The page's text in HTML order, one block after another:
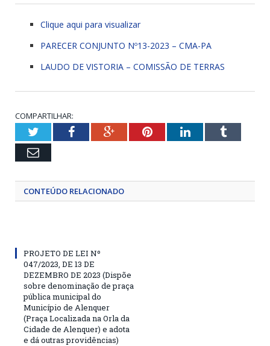
Clique aqui para visualizar
PARECER CONJUNTO Nº13-2023 – CMA-PA
LAUDO DE VISTORIA – COMISSÃO DE TERRAS
COMPARTILHAR:
TwitterFacebookGoogle+PinterestLinkedInTumblr
Email
CONTEÚDO RELACIONADO
PROJETO DE LEI Nº
047/2023, DE 13 DE
DEZEMBRO DE 2023 (Dispõe
sobre denominação de praça
pública municipal do
Município de Alenquer
(Praça Localizada na Orla da
Cidade de Alenquer) e adota
e dá outras providências)